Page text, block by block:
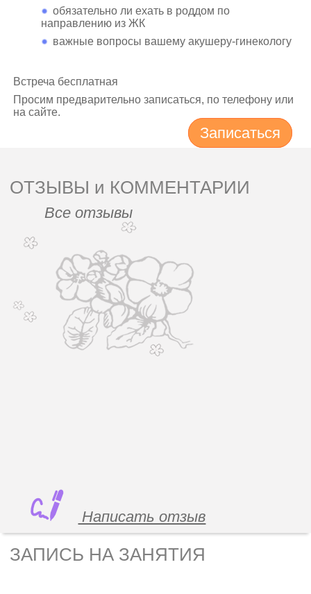
обязательно ли ехать в роддом по
направлению из ЖК
важные вопросы вашему акушеру-гинекологу
Встреча бесплатная
Просим предварительно записаться, по телефону или
на сайте.
Записаться
ОТЗЫВЫ и КОММЕНТАРИИ
Все отзывы
Написать отзыв
ЗАПИСЬ НА ЗАНЯТИЯ